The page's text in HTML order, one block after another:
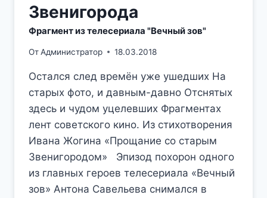
Звенигорода
Фрагмент из телесериала "Вечный зов"
ОтАдминистратор 18.03.2018
Остался след времён уже ушедших На
старых фото, и давным-давно Отснятых
здесь и чудом уцелевших Фрагментах
лент советского кино. Из стихотворения
Ивана Жогина «Прощание со старым
Звенигородом» Эпизод похорон одного
из главных героев телесериала «Вечный
зов» Антона Савельева снимался в